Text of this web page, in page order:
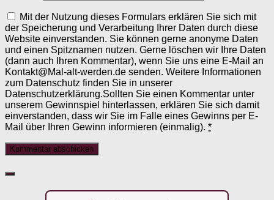
Mit der Nutzung dieses Formulars erklären Sie sich mit
der Speicherung und Verarbeitung Ihrer Daten durch diese
Website einverstanden. Sie können gerne anonyme Daten
und einen Spitznamen nutzen. Gerne löschen wir Ihre Daten
(dann auch Ihren Kommentar), wenn Sie uns eine E-Mail an
Kontakt@Mal-alt-werden.de senden. Weitere Informationen
zum Datenschutz finden Sie in unserer
Datenschutzerklärung.Sollten Sie einen Kommentar unter
unserem Gewinnspiel hinterlassen, erklären Sie sich damit
einverstanden, dass wir Sie im Falle eines Gewinns per E-
Mail über Ihren Gewinn informieren (einmalig). *